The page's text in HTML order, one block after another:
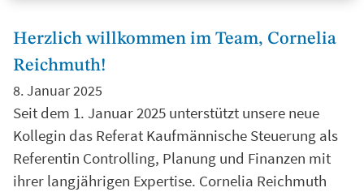
Herzlich willkommen im Team, Cornelia
Reichmuth!
8. Januar 2025
Seit dem 1. Januar 2025 unterstützt unsere neue
Kollegin das Referat Kaufmännische Steuerung als
Referentin Controlling, Planung und Finanzen mit
ihrer langjährigen Expertise. Cornelia Reichmuth